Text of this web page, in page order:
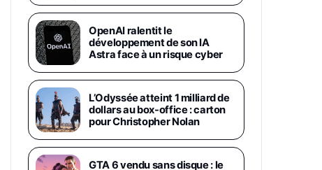
Galaxy S26 Ultra 512 Go Bleu
1019€ 1399€Fnac (Vendeur Tiers)
Galaxy S26 Ultra 256 Go Violet
892€1199€
Philips SHK2000BL - Casque
Enfant - Bleu & Répartiteur Audio
5 Casques, Blanc
24,94€ 29,96€Fnac (Vendeur Tiers)
OpenAI ralentit le
développement de son IA
Astra face à un risque cyber
L’Odyssée atteint 1 milliard de
dollars au box-office : carton
pour Christopher Nolan
GTA 6 vendu sans disque : le